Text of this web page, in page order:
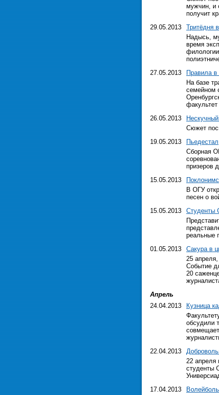
мужчин, и
получит
29.05.2013
Тритёдня
Надысь,
время
27.05.2013
Правила
На базе
семейном
26.05.2013
Сюжет
19.05.2013
Пьедестал
Сборная
призеров
15.05.2013
В ОГУ
песен о
15.05.2013
Студенты
реальные
01.05.2013
Сакура в
25
Событие
20
Апрель
24.04.2013
Кузница
обсудили
22.04.2013
22 апреля
студенты
17.04.2013